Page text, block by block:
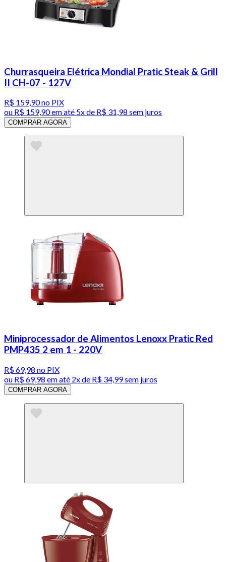
Churrasqueira Elétrica Mondial Pratic Steak & Grill
II CH-07 - 127V
R$ 159,90no PIX
ou R$ 159,90em até 5x de R$ 31,98 sem juros
COMPRAR AGORA
Miniprocessador de Alimentos Lenoxx Pratic Red
PMP435 2 em 1 - 220V
R$ 69,98 no PIX
ou R$ 69,98 em até 2x de R$ 34,99 sem juros
COMPRAR AGORA